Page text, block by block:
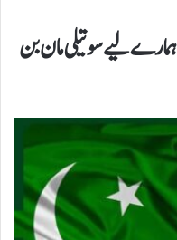
لیے سوتیلی مان بن